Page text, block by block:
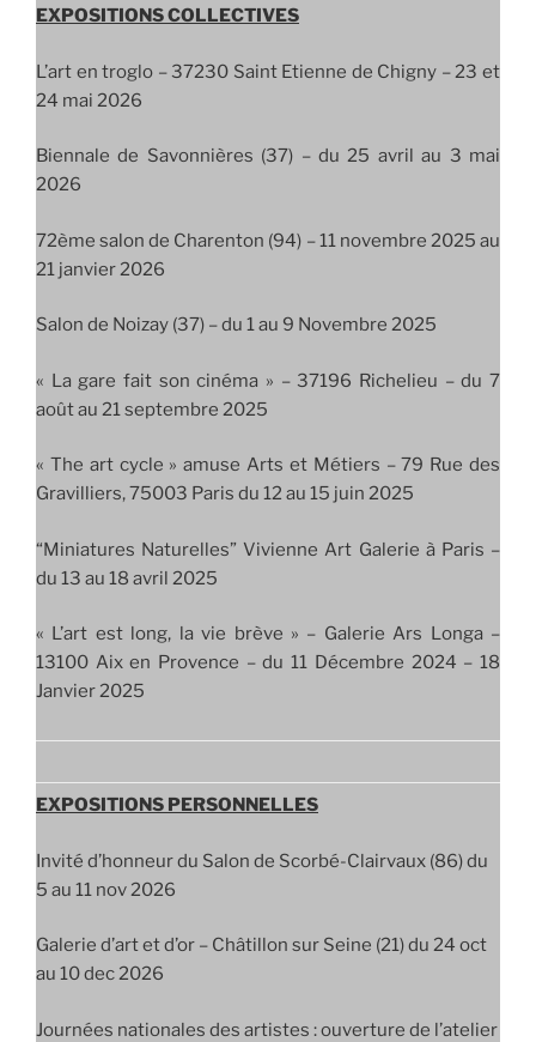
EXPOSITIONS COLLECTIVES
L’art en troglo – 37230 Saint Etienne de Chigny – 23 et
24 mai 2026
Biennale de Savonnières (37) – du 25 avril au 3 mai
2026
72ème salon de Charenton (94) – 11 novembre 2025 au
21 janvier 2026
Salon de Noizay (37) – du 1 au 9 Novembre 2025
« La gare fait son cinéma » – 37196 Richelieu – du 7
août au 21 septembre 2025
« The art cycle » amuse Arts et Métiers – 79 Rue des
Gravilliers, 75003 Paris du 12 au 15 juin 2025
“Miniatures Naturelles” Vivienne Art Galerie à Paris –
du 13 au 18 avril 2025
« L’art est long, la vie brève » – Galerie Ars Longa –
13100 Aix en Provence – du 11 Décembre 2024 – 18
Janvier 2025
EXPOSITIONS PERSONNELLES
Invité d’honneur du Salon de Scorbé-Clairvaux (86) du
5 au 11 nov 2026
Galerie d’art et d’or – Châtillon sur Seine (21) du 24 oct
au 10 dec 2026
Journées nationales des artistes : ouverture de l’atelier